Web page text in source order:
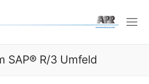
SAP® R/3 Umfeld